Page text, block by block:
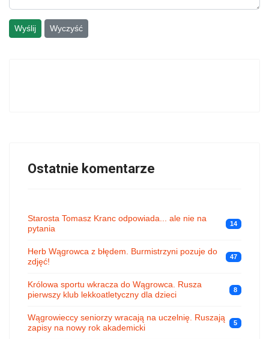
Wyślij Wyczyść
Ostatnie komentarze
Starosta Tomasz Kranc odpowiada... ale nie na
pytania
14
Herb Wągrowca z błędem. Burmistrzyni pozuje do
zdjęć!
47
Królowa sportu wkracza do Wągrowca. Rusza
pierwszy klub lekkoatletyczny dla dzieci
8
Wągrowieccy seniorzy wracają na uczelnię. Ruszają
zapisy na nowy rok akademicki
5